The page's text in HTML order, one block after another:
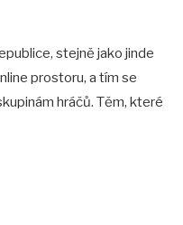
stejně jako jinde
prostoru, a tím se
hráčů. Těm, které